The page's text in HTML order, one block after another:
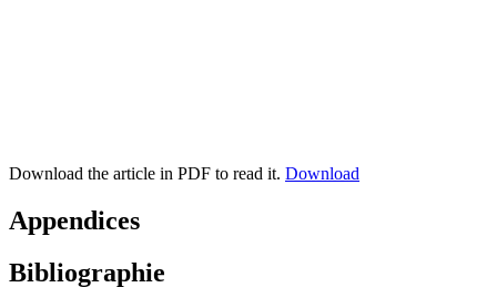
Download the article in PDF to read it. Download
Appendices
Bibliographie